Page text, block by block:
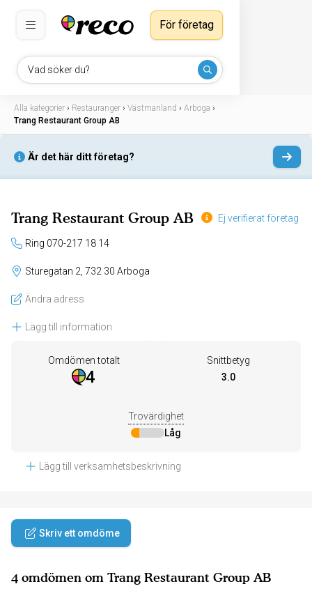
Vad söker du?
För företag
Alla kategorier › Restauranger › Västmanland › Arboga ›
Trang Restaurant Group AB
Är det här ditt företag?
Trang Restaurant Group AB Ej verifierat företag
Ring 070-217 18 14
Sturegatan 2, 732 30 Arboga
Ändra adress
Lägg till information
Omdömen totalt
4
Snittbetyg
3.0
Trovärdighet
Låg
Lägg till verksamhetsbeskrivning
Skriv ett omdöme
4 omdömen om Trang Restaurant Group AB